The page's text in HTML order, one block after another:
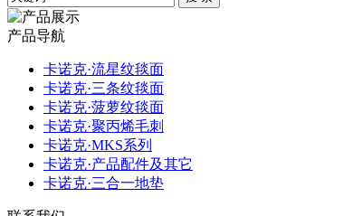
产品导航
卡诺克·流星纹毯面
卡诺克·三条纹毯面
卡诺克·菠萝纹毯面
卡诺克·聚丙烯毛刺
卡诺克·MKS系列
卡诺克·产品配件及其它
卡诺克·三合一地垫